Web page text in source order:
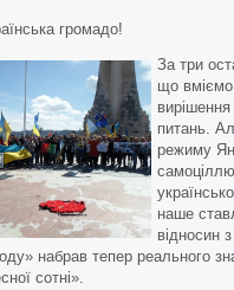
громадо!
За три
що вміємо
питань.
режиму
наше
відносин
набрав тепер реального
сотні».